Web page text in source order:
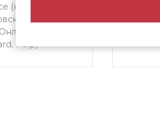
(наличными,
перевод
оплата
Мир)